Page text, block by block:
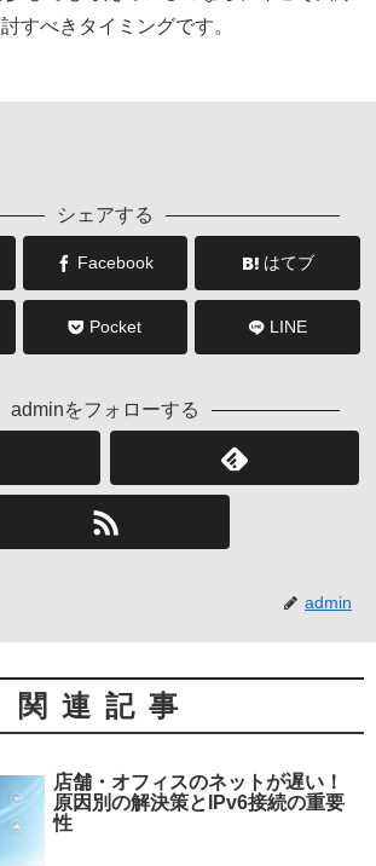
すべきタイミングです。
シェアする
Facebook はてブ
Pocket LINE
adminをフォローする
admin
関連記事
店舗・オフィスのネットが遅い！
原因別の解決策とIPv6接続の重要
性